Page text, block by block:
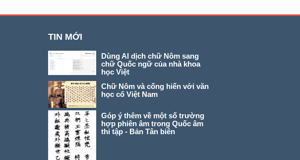
TIN MỚI
Dùng AI dịch chữ Nôm sang
chữ Quốc ngữ của nhà khoa
học Việt
Chữ Nôm và cống hiến với văn
học cổ Việt Nam
Góp ý thêm về một số trường
hợp phiên âm trong Quốc âm
thi tập - Bản Tân biên